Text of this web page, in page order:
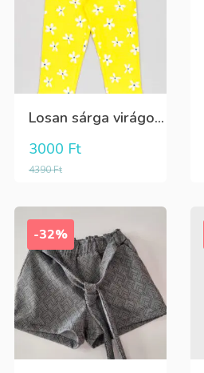
Losan sárga virágos 3/4-es leggings
4390Ft
3000 Ft
-32%